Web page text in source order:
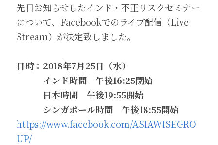
先日お知らせしたインド・不正リスクセミナー
について、Facebookでのライブ配信（Live
Stream）が決定致しました。
日時：2018年7月25日（水）
インド時間　午後16:25開始
日本時間　午後19:55開始
シンガポール時間　午後18:55開始
https://www.facebook.com/ASIAWISEGRO
UP/